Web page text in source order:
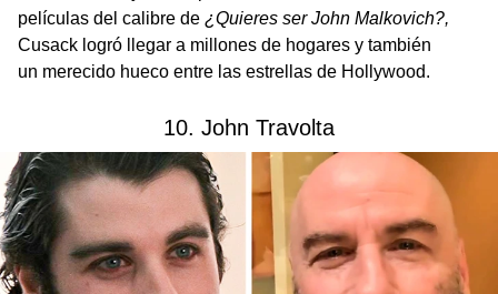
películas del calibre de ¿Quieres ser John Malkovich?,
Cusack logró llegar a millones de hogares y también
un merecido hueco entre las estrellas de Hollywood.
10. John Travolta